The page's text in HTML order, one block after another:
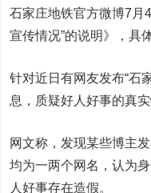
石家庄地铁官方微博7月
宣传情况”的说明》，具
针对近日有网友发布“石
息，质疑好人好事的真
网文称，发现某些博主
均为一两个网名，认为
人好事存在造假。